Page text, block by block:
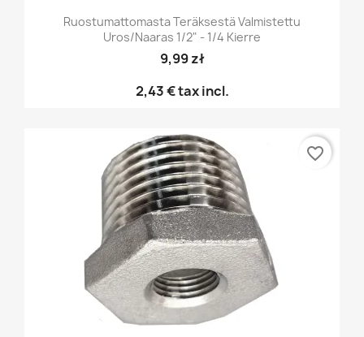
Ruostumattomasta Teräksestä Valmistettu
Uros/naaras 1/2" - 1/4 Kierre
9,99 zł
2,43 €tax incl.
favorite_border